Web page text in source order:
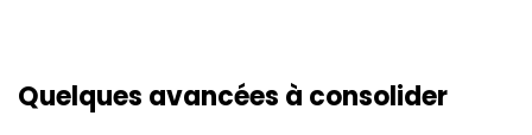
Quelques avancées à consolider